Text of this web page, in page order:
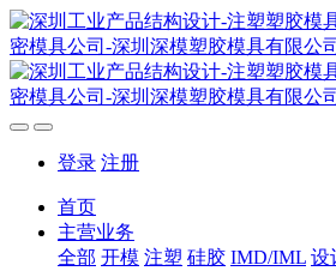
登录 注册
首页
主营业务
全部 开模 注塑 硅胶 IMD/IML 设